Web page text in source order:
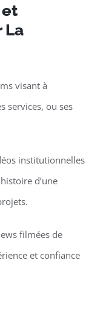
et
La
visant à
services, ou ses
institutionnelles
d’une
filmées de
et confiance